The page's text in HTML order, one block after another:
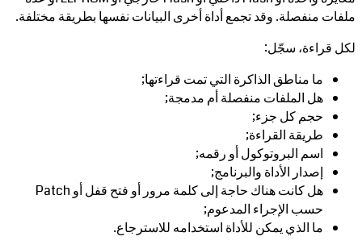
ملفات منفصلة. وقد تجمع أداة أخرى البيانات نفسها بطريقة مختلفة.
لكل قراءة، سجّل:
ما مناطق الذاكرة التي تمت قراءتها;
هل الملفات منفصلة أم مدمجة;
حجم كل جزء;
طريقة القراءة;
اسم البروتوكول أو رقمه;
إصدار الأداة والبرنامج;
هل كانت هناك حاجة إلى كلمة مرور أو فتح قفل أو Patch
حسب الإجراء المدعوم;
ما الذي يمكن للأداة استخدامه للاسترجاع.